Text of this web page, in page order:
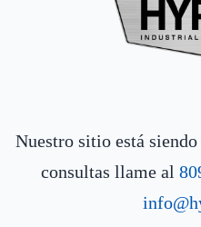
Nuestro sitio está
consultas llame al